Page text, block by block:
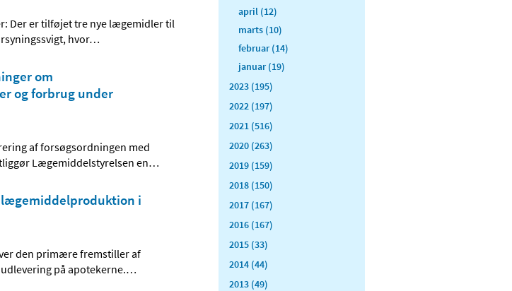
Der er tilføjet tre nye lægemidler til
hvor…
om
og forbrug under
af forsøgsordningen med
Lægemiddelstyrelsen en…
i
den primære fremstiller af
på apotekerne.…
april (12)
marts (10)
februar (14)
januar (19)
2023 (195)
2022 (197)
2021 (516)
2020 (263)
2019 (159)
2018 (150)
2017 (167)
2016 (167)
2015 (33)
2014 (44)
2013 (49)